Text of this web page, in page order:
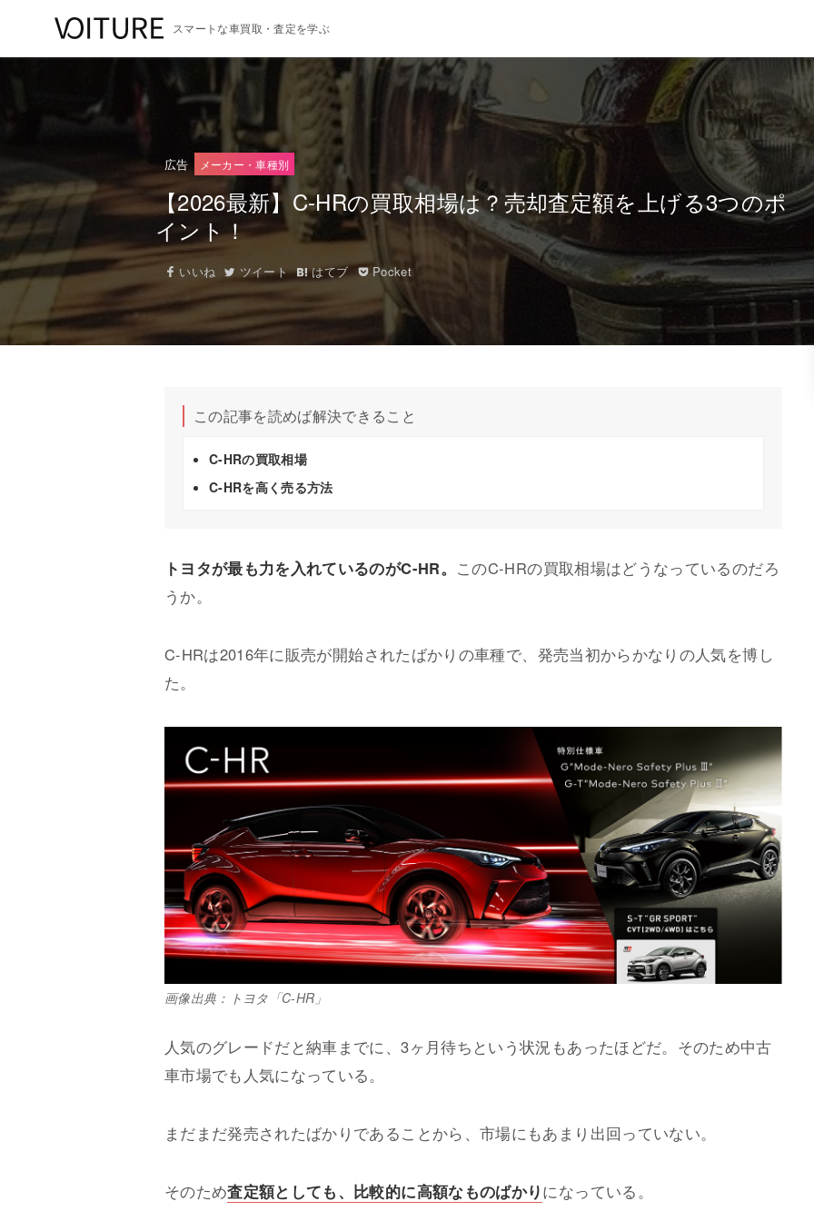
スマートな車買取・査定を学ぶ
広告 メーカー・車種別
【2026最新】C-HRの買取相場は？売却査定額を上げる3つのポ
イント！
いいね ツイート はてブ Pocket
この記事を読めば解決できること
C-HRの買取相場
C-HRを高く売る方法
トヨタが最も力を入れているのがC-HR。 このC-HRの買取相場はどうなっているのだろ
うか。
C-HRは2016年に販売が開始されたばかりの車種で、発売当初からかなりの人気を博し
た。
画像出典：トヨタ「C-HR」
人気のグレードだと納車までに、3ヶ月待ちという状況もあったほどだ。そのため中古
車市場でも人気になっている。
まだまだ発売されたばかりであることから、市場にもあまり出回っていない。
そのため査定額としても、比較的に高額なものばかりになっている。